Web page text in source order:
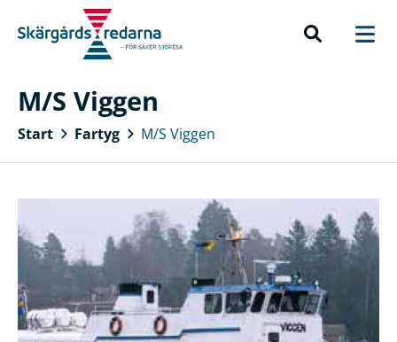
M/S Viggen
Start Fartyg M/S Viggen